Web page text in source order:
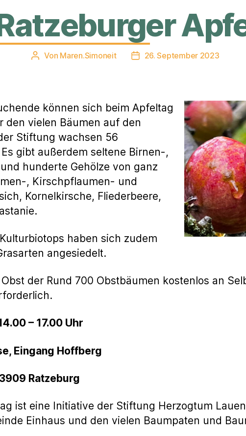
Beitragsautor
Von Maren.Simoneit Veröffentlichungsdatum
26. September 2023
können sich beim Apfeltag
den vielen Bäumen auf den
Stiftung wachsen 56
gibt außerdem seltene Birnen-,
hunderte Gehölze von ganz
, Kirschpflaumen- und
Kornelkirsche, Fliederbeere,
haben sich zudem
angesiedelt.
der Rund 700 Obstbäumen kostenlos an
– 17.00 Uhr
Eingang Hoffberg
Ratzeburg
ist eine Initiative der Stiftung Herzogtum
Einhaus und den vielen Baumpaten und